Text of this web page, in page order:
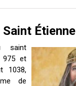
Saint Étienne
saint
975 et
1038,
de